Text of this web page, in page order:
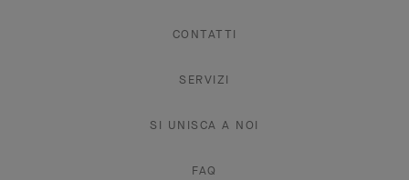
CONTATTI
SERVIZI
SI UNISCA A NOI
FAQ